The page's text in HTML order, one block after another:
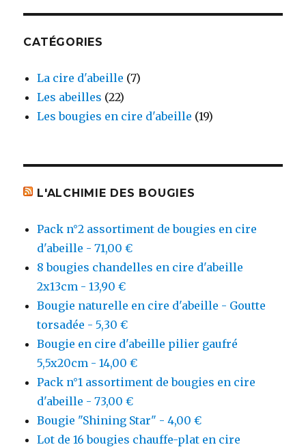
CATÉGORIES
La cire d'abeille (7)
Les abeilles (22)
Les bougies en cire d'abeille (19)
L'ALCHIMIE DES BOUGIES
Pack n°2 assortiment de bougies en cire
d'abeille - 71,00 €
8 bougies chandelles en cire d'abeille
2x13cm - 13,90 €
Bougie naturelle en cire d'abeille - Goutte
torsadée - 5,30 €
Bougie en cire d'abeille pilier gaufré
5,5x20cm - 14,00 €
Pack n°1 assortiment de bougies en cire
d'abeille - 73,00 €
Bougie "Shining Star" - 4,00 €
Lot de 16 bougies chauffe-plat en cire